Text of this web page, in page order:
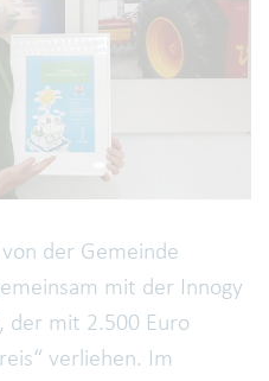
der Gemeinde
mit der Innogy
der mit 2.500 Euro
verliehen. Im